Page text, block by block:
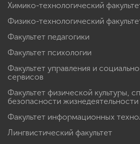
Химико-технологический
Физико-технологический
Факультет педагогики
Факультет психологии
Факультет управления и
сервисов
Факультет физической культуры,
безопасности жизнедеятельности
Факультет информационных
Лингвистический факультет